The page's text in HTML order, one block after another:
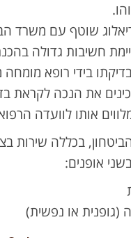
שוטף עם משרד
חשיבות גדולה
בידי רופא
את הנכה לקראת
אותו לוועדה
בכללה שירות
אופנים:
(גופנית או נפשית)